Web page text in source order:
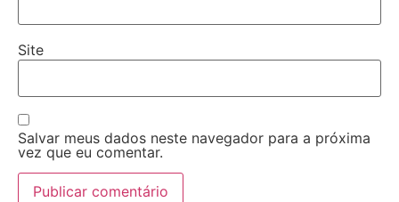
Site
Salvar meus dados neste navegador para a próxima
vez que eu comentar.